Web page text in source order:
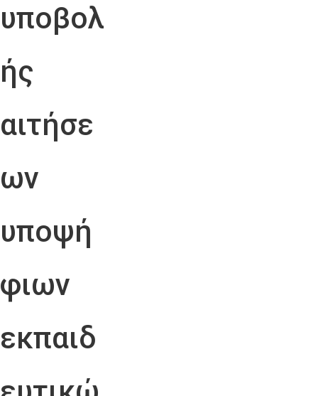
υποβολ
ής
αιτήσε
ων
υποψή
φιων
εκπαιδ